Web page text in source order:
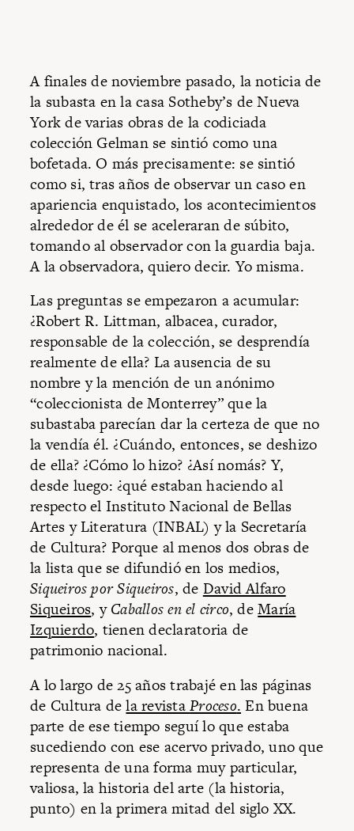
A finales de noviembre pasado, la noticia de
la subasta en la casa Sotheby’s de Nueva
York de varias obras de la codiciada
colección Gelman se sintió como una
bofetada. O más precisamente: se sintió
como si, tras años de observar un caso en
apariencia enquistado, los acontecimientos
alrededor de él se aceleraran de súbito,
tomando al observador con la guardia baja.
A la observadora, quiero decir. Yo misma.
Las preguntas se empezaron a acumular:
¿Robert R. Littman, albacea, curador,
responsable de la colección, se desprendía
realmente de ella? La ausencia de su
nombre y la mención de un anónimo
“coleccionista de Monterrey” que la
subastaba parecían dar la certeza de que no
la vendía él. ¿Cuándo, entonces, se deshizo
de ella? ¿Cómo lo hizo? ¿Así nomás? Y,
desde luego: ¿qué estaban haciendo al
respecto el Instituto Nacional de Bellas
Artes y Literatura (INBAL) y la Secretaría
de Cultura? Porque al menos dos obras de
la lista que se difundió en los medios,
Siqueiros por Siqueiros, de David Alfaro
Siqueiros, yCaballos en el circo, deMaría
Izquierdo, tienen declaratoria de
patrimonio nacional.
A lo largo de 25 años trabajé en las páginas
de Cultura dela revistaProceso. En buena
parte de ese tiempo seguí lo que estaba
sucediendo con ese acervo privado, uno que
representa de una forma muy particular,
valiosa, la historia del arte (la historia,
punto) en la primera mitad del siglo XX.